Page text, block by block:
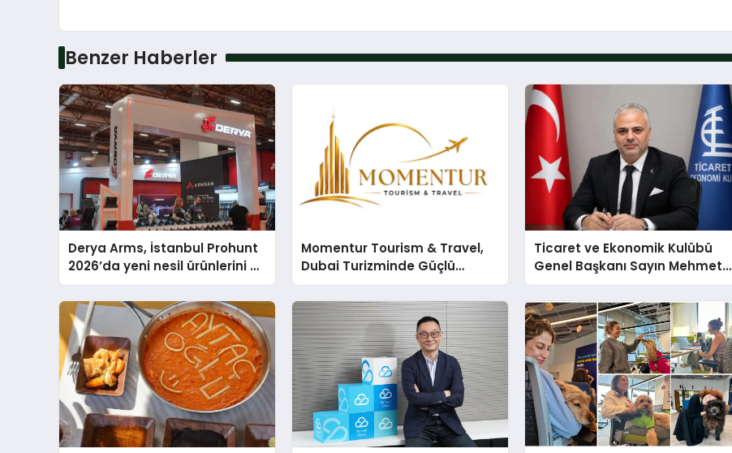
Benzer Haberler
Derya Arms, İstanbul Prohunt
2026’da yeni nesil ürünlerini ve
global marka vizyonunu
sergiledi
Momentur Tourism & Travel,
Dubai Turizminde Güçlü
Operasyon Ağıyla Fark
Yaratıyor
Ticaret ve Ekonomik Kulübü
Genel Başkanı Sayın Mehmet
Ulutaş, ekonomiye dair yaptığı
açıklamada şunları kaydetti: